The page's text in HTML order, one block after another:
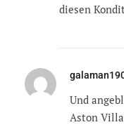
diesen
Und
Aston